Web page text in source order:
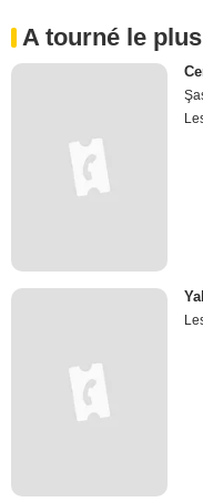
A tourné le